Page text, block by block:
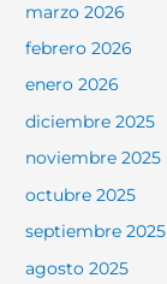
marzo 2026
febrero 2026
enero 2026
diciembre 2025
noviembre 2025
octubre 2025
septiembre 2025
agosto 2025